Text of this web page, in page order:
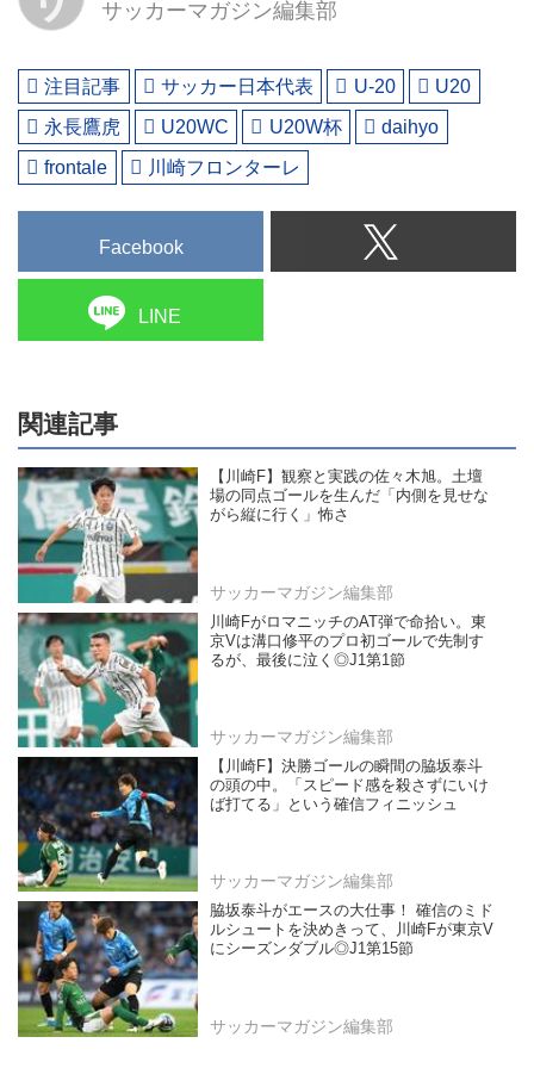
サッカーマガジン編集部
注目記事 サッカー日本代表 U-20
U20
永長鷹虎
U20WC U20W杯
daihyo
frontale
川崎フロンターレ
Facebook
LINE
関連記事
【川崎F】観察と実践の佐々木旭。土壇
場の同点ゴールを生んだ「内側を見せな
がら縦に行く」怖さ
サッカーマガジン編集部
川崎FがロマニッチのAT弾で命拾い。東
京Vは溝口修平のプロ初ゴールで先制す
るが、最後に泣く◎J1第1節
サッカーマガジン編集部
【川崎F】決勝ゴールの瞬間の脇坂泰斗
の頭の中。「スピード感を殺さずにいけ
ば打てる」という確信フィニッシュ
サッカーマガジン編集部
脇坂泰斗がエースの大仕事！ 確信のミド
ルシュートを決めきって、川崎Fが東京V
にシーズンダブル◎J1第15節
サッカーマガジン編集部